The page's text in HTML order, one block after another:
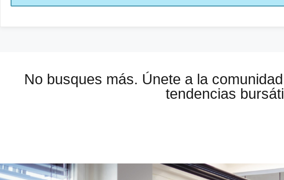
No busques más. Únete a la
tendencias